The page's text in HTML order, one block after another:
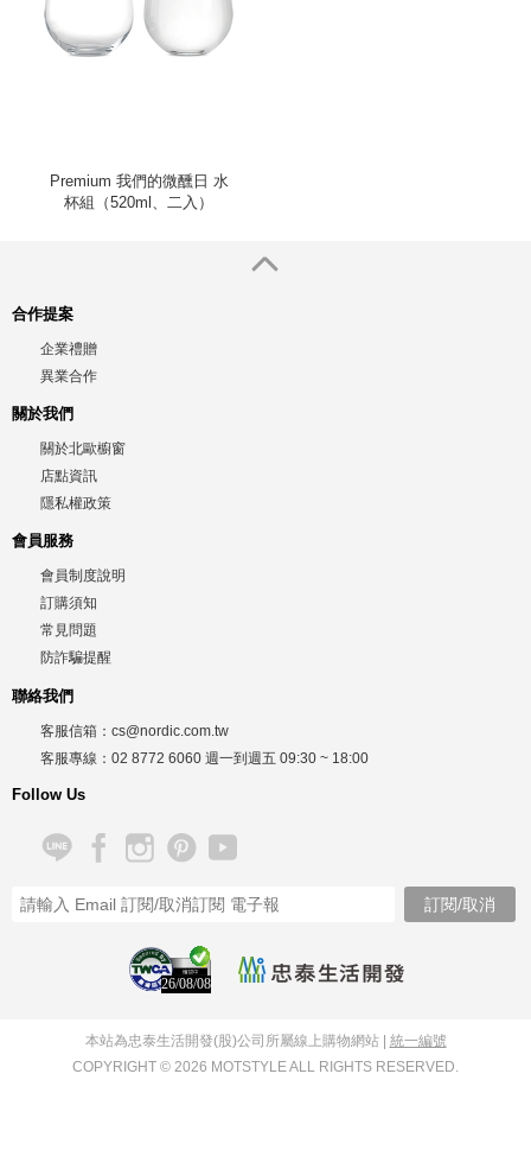
Premium 我們的微醺日 水
杯組（520ml、二入）
合作提案
企業禮贈
異業合作
關於我們
關於北歐櫥窗
店點資訊
隱私權政策
會員服務
會員制度說明
訂購須知
常見問題
防詐騙提醒
聯絡我們
客服信箱： cs@nordic.com.tw
客服專線： 02 8772 6060 週一到週五 09:30 ~ 18:00
Follow Us
26/08/08
本站為忠泰生活開發(股)公司所屬線上購物網站 | 統一編號
COPYRIGHT © 2026 MOTSTYLE ALL RIGHTS RESERVED.